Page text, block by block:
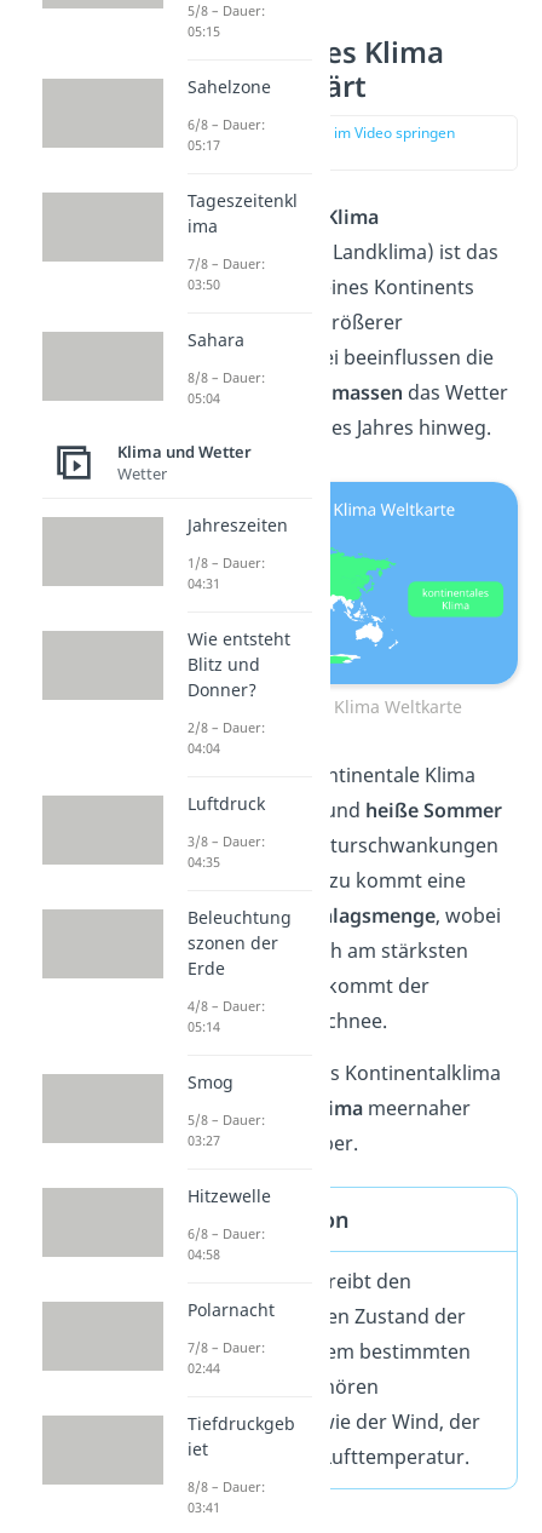
Kontinentales Klima
einfach erklärt
zur Stelle im Video springen
Daskontinentale Klima
(Kontinentalklima, Landklima) ist das
Klima im Inneren eines Kontinents
oder in der Mitte größerer
Landmassen. Dabei beeinflussen die
umliegenden
Landmassen das Wetter
über den Verlauf des Jahres hinweg.
Kontinentales Klima Weltkarte
Typisch für das kontinentale Klima
sindkalte Winter und heiße Sommer
mitJahrestemperaturschwankungen
um 25° Celsius. Dazu kommt eine
geringe Niederschlagsmenge, wobei
es im Sommer
noch am stärksten
regnet. Im Winter kommt der
Niederschlag als Schnee.
Allgemein steht das Kontinentalklima
dem
maritimen Klima meernaher
Regionen gegenüber.
Klima Definition
Das Klima beschreibt den
durchschnittlichen Zustand der
Witterung in einem bestimmten
Gebiet. Dazu gehören
Klimaelemente wie der Wind, der
Regen oder die Lufttemperatur.
5/8 – Dauer:
05:15
Sahelzone
6/8 – Dauer:
05:17
Tageszeitenkl
ima
7/8 – Dauer:
03:50
Sahara
8/8 – Dauer:
05:04
Klima und Wetter
Wetter
Jahreszeiten
1/8 – Dauer:
04:31
Wie entsteht
Blitz und
Donner?
2/8 – Dauer:
04:04
Luftdruck
3/8 – Dauer:
04:35
Beleuchtung
szonen der
Erde
4/8 – Dauer:
05:14
Smog
5/8 – Dauer:
03:27
Hitzewelle
6/8 – Dauer:
04:58
Polarnacht
7/8 – Dauer:
02:44
Tiefdruckgeb
iet
8/8 – Dauer:
03:41